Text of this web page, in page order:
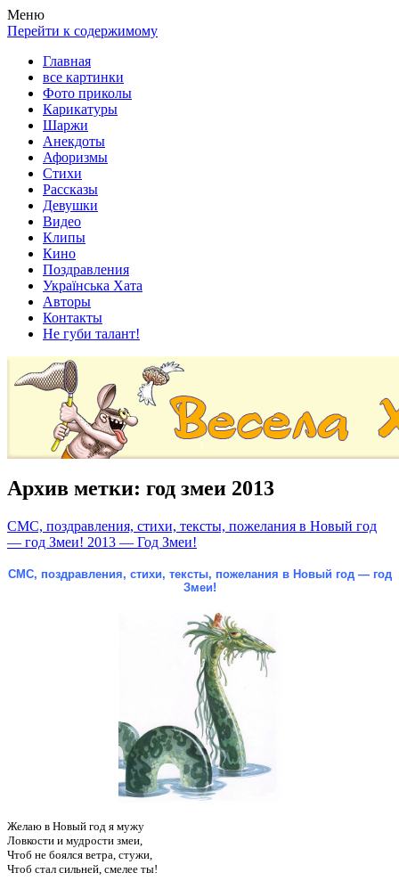
Весела хата — прикольные картинки, смешные истории,
клипы!
Покажем всем ваши фото приколы, карикатуры, шаржи, стихи,
рассказы, видео и песни!
Меню
Перейти к содержимому
Главная
все картинки
Фото приколы
Карикатуры
Шаржи
Анекдоты
Афоризмы
Стихи
Рассказы
Девушки
Видео
Клипы
Кино
Поздравления
Українська Хата
Авторы
Контакты
Не губи талант!
Архив метки: год змеи 2013
СМС, поздравления, стихи, тексты, пожелания в Новый год
— год Змеи! 2013 — Год Змеи!
СМС, поздравления, стихи, тексты, пожелания в Новый год — год
Змеи!
Желаю в Новый год я мужу
Ловкости и мудрости змеи,
Чтоб не боялся ветра, стужи,
Чтоб стал сильней, смелее ты!